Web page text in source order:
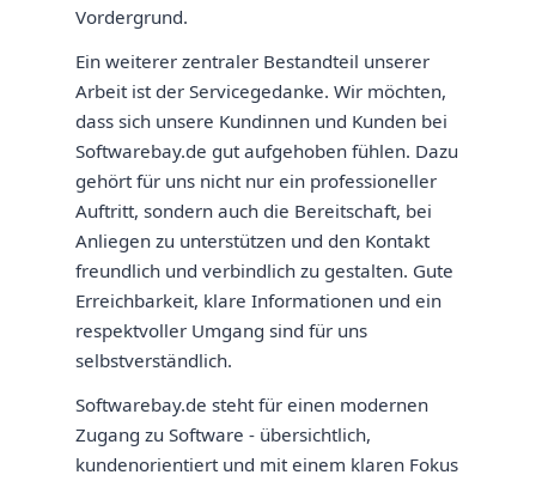
Vordergrund.
Ein weiterer zentraler Bestandteil unserer
Arbeit ist der Servicegedanke. Wir möchten,
dass sich unsere Kundinnen und Kunden bei
Softwarebay.de gut aufgehoben fühlen. Dazu
gehört für uns nicht nur ein professioneller
Auftritt, sondern auch die Bereitschaft, bei
Anliegen zu unterstützen und den Kontakt
freundlich und verbindlich zu gestalten. Gute
Erreichbarkeit, klare Informationen und ein
respektvoller Umgang sind für uns
selbstverständlich.
Softwarebay.de steht für einen modernen
Zugang zu Software - übersichtlich,
kundenorientiert und mit einem klaren Fokus